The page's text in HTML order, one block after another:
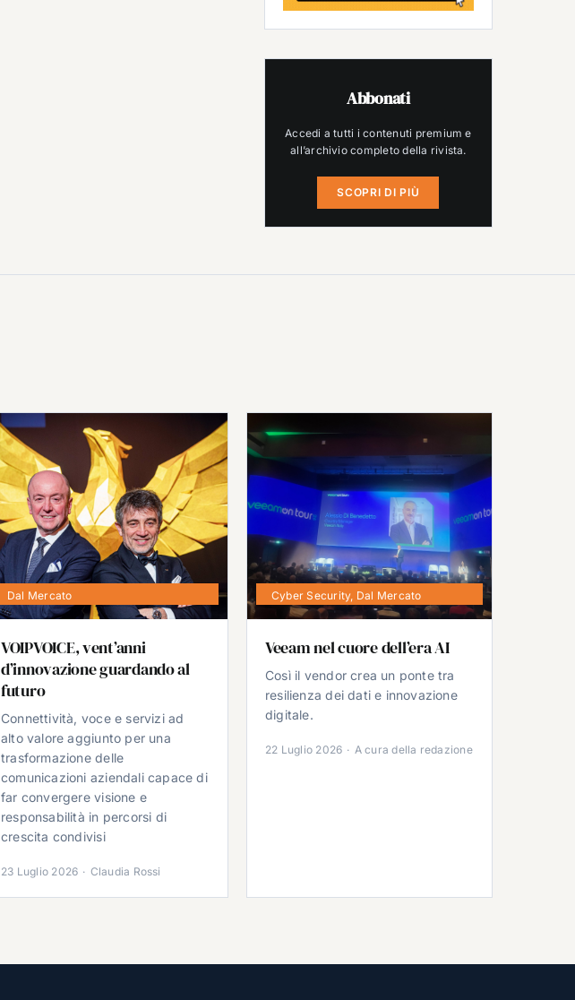
Abbonati
Accedi a tutti i contenuti premium e
all’archivio completo della rivista.
SCOPRI DI PIÙ
Dal Mercato
VOIPVOICE, vent’anni
d’innovazione guardando al
futuro
Connettività, voce e servizi ad
alto valore aggiunto per una
trasformazione delle
comunicazioni aziendali capace di
far convergere visione e
responsabilità in percorsi di
crescita condivisi
23 Luglio 2026 · Claudia Rossi
Cyber Security, Dal Mercato
Veeam nel cuore dell’era AI
Così il vendor crea un ponte tra
resilienza dei dati e innovazione
digitale.
22 Luglio 2026 · A cura della redazione